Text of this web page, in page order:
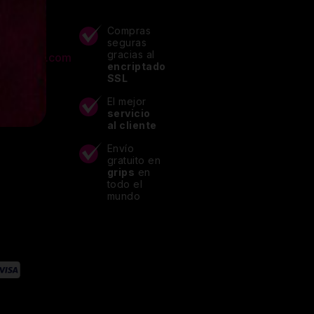
Compras
seguras
gracias al
encriptado
SSL
El mejor
servicio
al cliente
Envío
gratuito en
grips en
todo el
mundo